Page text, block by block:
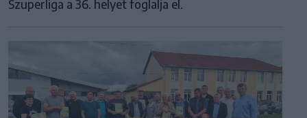
Szuperliga a 36. helyet foglalja el.